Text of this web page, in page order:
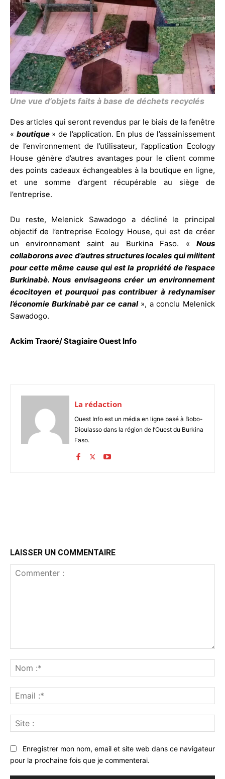
Une vue d’objets faits à base de déchets recyclés
Des articles qui seront revendus par le biais de la fenêtre
« boutique » de l’application. En plus de l’assainissement
de l’environnement de l’utilisateur, l’application Ecology
House génère d’autres avantages pour le client comme
des points cadeaux échangeables à la boutique en ligne,
et une somme d’argent récupérable au siège de
l’entreprise.
Du reste, Melenick Sawadogo a décliné le principal
objectif de l’entreprise Ecology House, qui est de créer
un environnement saint au Burkina Faso. « Nous
collaborons avec d’autres structures locales qui militent
pour cette même cause qui est la propriété de l’espace
Burkinabè. Nous envisageons créer un environnement
écocitoyen et pourquoi pas contribuer à redynamiser
l’économie Burkinabè par ce canal», a conclu Melenick
Sawadogo.
Ackim Traoré/ Stagiaire Ouest Info
La rédaction
Ouest Info est un média en ligne basé à Bobo-
Dioulasso dans la région de l’Ouest du Burkina
Faso.
LAISSER UN COMMENTAIRE
:*
:*
:
Enregistrer mon nom, email et site web dans ce navigateur
pour la prochaine fois que je commenterai.